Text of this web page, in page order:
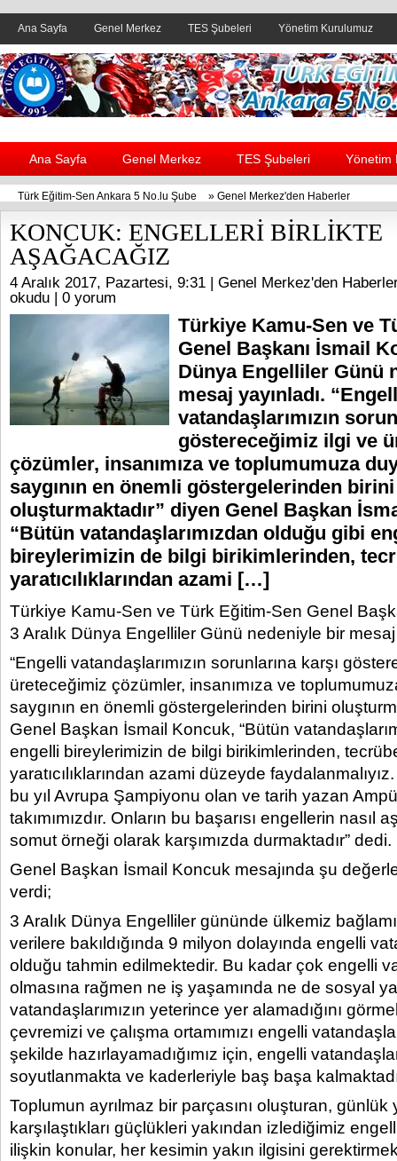
Ana Sayfa Genel Merkez TES Şubeleri Yönetim Kurulumuz
Header yanı reklam alanı
Ana Sayfa Genel Merkez TES Şubeleri Yönetim
Türk Eğitim-Sen Ankara 5 No.lu Şube » Genel Merkez'den Haberler
KONCUK: ENGELLERİ BİRLİKTE
AŞAĞACAĞIZ
4 Aralık 2017, Pazartesi, 9:31 | Genel Merkez'den
okudu | 0 yorum
Türkiye Kamu-Sen ve
Genel Başkanı İsmail
Dünya Engelliler Günü
mesaj yayınladı.
vatandaşlarımızın
göstereceğimiz ilgi ve
çözümler, insanımıza ve toplumumuza
saygının en önemli göstergelerinden birini
oluşturmaktadır” diyen Genel Başkan
“Bütün vatandaşlarımızdan olduğu gibi
bireylerimizin de bilgi birikimlerinden,
yaratıcılıklarından azami […]
Türkiye Kamu-Sen ve Türk Eğitim-Sen Genel
3 Aralık Dünya Engelliler Günü nedeniyle bir mesaj
“Engelli vatandaşlarımızın sorunlarına karşı
üreteceğimiz çözümler, insanımıza ve
saygının en önemli göstergelerinden birini
Genel Başkan İsmail Koncuk, “Bütün
engelli bireylerimizin de bilgi birikimlerinden,
yaratıcılıklarından azami düzeyde
bu yıl Avrupa Şampiyonu olan ve tarih yazan
takımımızdır. Onların bu başarısı engellerin nasıl
somut örneği olarak karşımızda durmaktadır” dedi.
Genel Başkan İsmail Koncuk mesajında şu
verdi;
3 Aralık Dünya Engelliler gününde ülkemiz
verilere bakıldığında 9 milyon dolayında engelli
olduğu tahmin edilmektedir. Bu kadar çok engelli
olmasına rağmen ne iş yaşamında ne de sosyal
vatandaşlarımızın yeterince yer alamadığını
çevremizi ve çalışma ortamımızı engelli
şekilde hazırlayamadığımız için, engelli
soyutlanmakta ve kaderleriyle baş başa
Toplumun ayrılmaz bir parçasını oluşturan, günlük
karşılaştıkları güçlükleri yakından izlediğimiz
ilişkin konular, her kesimin yakın ilgisini